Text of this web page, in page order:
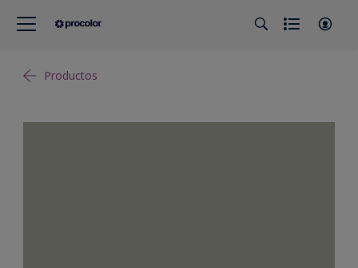
Productos